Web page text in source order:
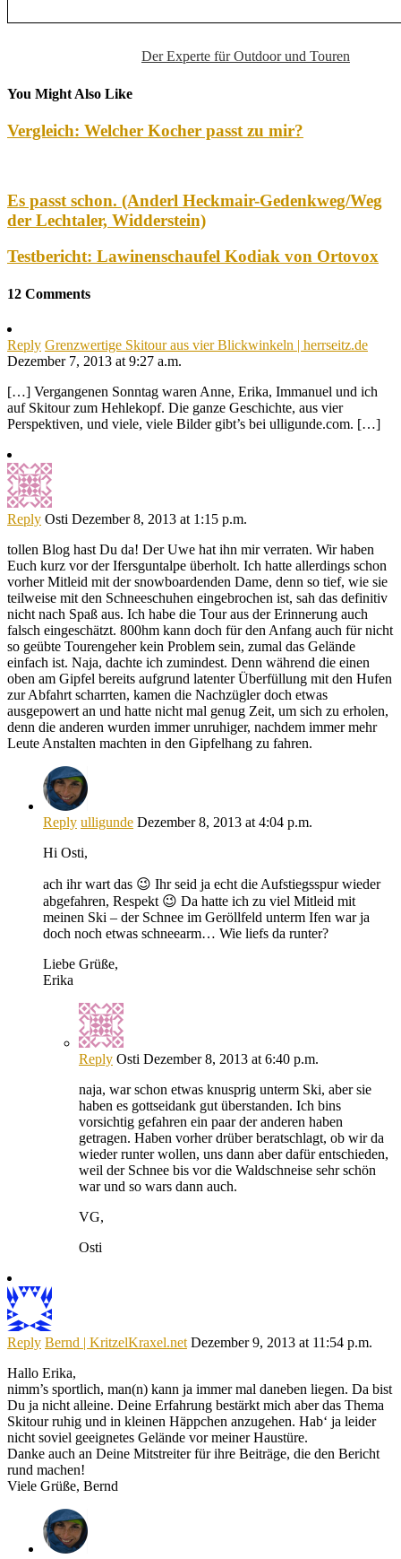
Der Experte für Outdoor und Touren
You Might Also Like
Vergleich: Welcher Kocher passt zu mir?
Es passt schon. (Anderl Heckmair-Gedenkweg/Weg
der Lechtaler, Widderstein)
Testbericht: Lawinenschaufel Kodiak von Ortovox
12 Comments
Reply Grenzwertige Skitour aus vier Blickwinkeln | herrseitz.de
Dezember 7, 2013 at 9:27 a.m.
[…] Vergangenen Sonntag waren Anne, Erika, Immanuel und ich
auf Skitour zum Hehlekopf. Die ganze Geschichte, aus vier
Perspektiven, und viele, viele Bilder gibt’s bei ulligunde.com. […]
Reply Osti Dezember 8, 2013 at 1:15 p.m.
tollen Blog hast Du da! Der Uwe hat ihn mir verraten. Wir haben
Euch kurz vor der Ifersguntalpe überholt. Ich hatte allerdings schon
vorher Mitleid mit der snowboardenden Dame, denn so tief, wie sie
teilweise mit den Schneeschuhen eingebrochen ist, sah das definitiv
nicht nach Spaß aus. Ich habe die Tour aus der Erinnerung auch
falsch eingeschätzt. 800hm kann doch für den Anfang auch für nicht
so geübte Tourengeher kein Problem sein, zumal das Gelände
einfach ist. Naja, dachte ich zumindest. Denn während die einen
oben am Gipfel bereits aufgrund latenter Überfüllung mit den Hufen
zur Abfahrt scharrten, kamen die Nachzügler doch etwas
ausgepowert an und hatte nicht mal genug Zeit, um sich zu erholen,
denn die anderen wurden immer unruhiger, nachdem immer mehr
Leute Anstalten machten in den Gipfelhang zu fahren.
Reply ulligunde Dezember 8, 2013 at 4:04 p.m.
Hi Osti,
ach ihr wart das 😉 Ihr seid ja echt die Aufstiegsspur wieder
abgefahren, Respekt 😉 Da hatte ich zu viel Mitleid mit
meinen Ski – der Schnee im Geröllfeld unterm Ifen war ja
doch noch etwas schneearm… Wie liefs da runter?
Liebe Grüße,
Erika
Reply Osti Dezember 8, 2013 at 6:40 p.m.
naja, war schon etwas knusprig unterm Ski, aber sie
haben es gottseidank gut überstanden. Ich bins
vorsichtig gefahren ein paar der anderen haben
getragen. Haben vorher drüber beratschlagt, ob wir da
wieder runter wollen, uns dann aber dafür entschieden,
weil der Schnee bis vor die Waldschneise sehr schön
war und so wars dann auch.
VG,
Osti
Reply Bernd | KritzelKraxel.net Dezember 9, 2013 at 11:54 p.m.
Hallo Erika,
nimm’s sportlich, man(n) kann ja immer mal daneben liegen. Da bist
Du ja nicht alleine. Deine Erfahrung bestärkt mich aber das Thema
Skitour ruhig und in kleinen Häppchen anzugehen. Hab‘ ja leider
nicht soviel geeignetes Gelände vor meiner Haustüre.
Danke auch an Deine Mitstreiter für ihre Beiträge, die den Bericht
rund machen!
Viele Grüße, Bernd